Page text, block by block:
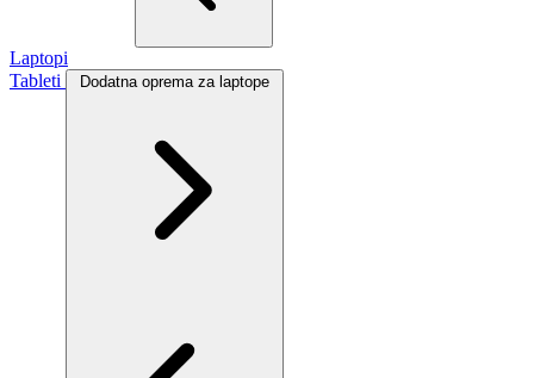
Laptopi
Tableti
Dodatna oprema za laptope